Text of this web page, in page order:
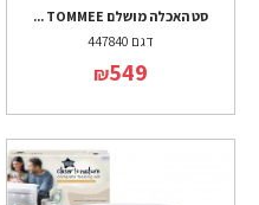
סט האכלה מושלם TOMMEE ...
דגם 447840
₪549